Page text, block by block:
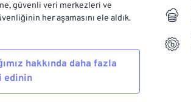
güvenli veri merkezleri ve
her aşamasını ele aldık.
hakkında daha fazla
edinin